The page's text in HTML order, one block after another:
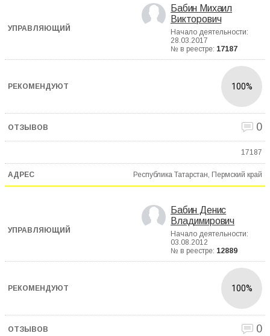
Бабин Михаил
Викторович
Начало деятельности:
28.03.2017
№ в реестре: 17187
100%
0
17187
Республика Татарстан, Пермский край
Бабин Денис
Владимирович
Начало деятельности:
03.08.2012
№ в реестре: 12889
100%
0